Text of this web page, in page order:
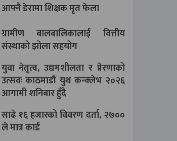
आफ्नै डेरामा शिक्षक मृत फेला
ग्रामीण बालबालिकालाई वित्तीय
संस्थाको झोला सहयोग
युवा नेतृत्व, उद्यमशीलता र प्रेरणाको
उत्सवः काठमाडौं युथ कन्क्लेभ २०२६
आगामी शनिबार हुँदै
साढे १६ हजारको विवरण दर्ता, २७००
ले मात्र कार्ड